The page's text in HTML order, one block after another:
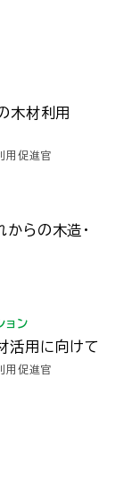
木材利用
用促進官
からの木造・
ョン
活用に 向けて
用促進官